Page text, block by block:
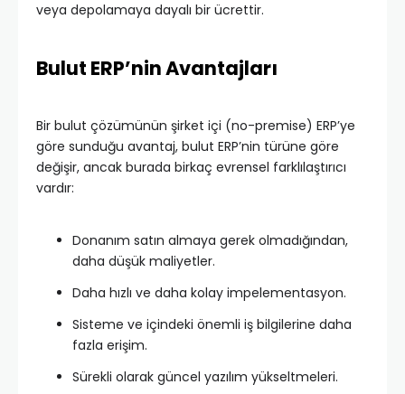
veya depolamaya dayalı bir ücrettir.
Bulut ERP’nin Avantajları
Bir bulut çözümünün şirket içi (no-premise) ERP’ye
göre sunduğu avantaj, bulut ERP’nin türüne göre
değişir, ancak burada birkaç evrensel farklılaştırıcı
vardır:
Donanım satın almaya gerek olmadığından,
daha düşük maliyetler.
Daha hızlı ve daha kolay impelementasyon.
Sisteme ve içindeki önemli iş bilgilerine daha
fazla erişim.
Sürekli olarak güncel yazılım yükseltmeleri.